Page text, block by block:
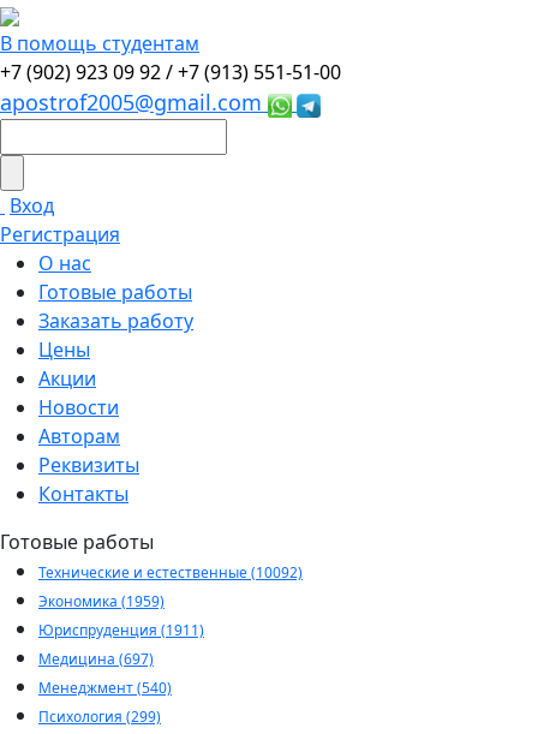
В помощь студентам
+7 (902) 923 09 92 /+7 (913) 551-51-00
apostrof2005@gmail.com
Вход
Регистрация
О нас
Готовые работы
Заказать работу
Цены
Акции
Новости
Авторам
Реквизиты
Контакты
Готовые работы
Технические и естественные (10092)
Экономика (1959)
Юриспруденция (1911)
Медицина (697)
Менеджмент (540)
Психология (299)